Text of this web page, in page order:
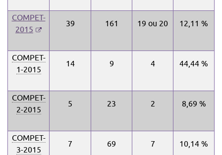
COMPET-
2015
dans
une
nouvelle
39 161 19 ou 20 12,11 %
COMPET-
1-2015
14 9 4 44,44 %
COMPET-
2-2015
5 23 2 8,69 %
COMPET-
3-2015
7 69 7 10,14 %